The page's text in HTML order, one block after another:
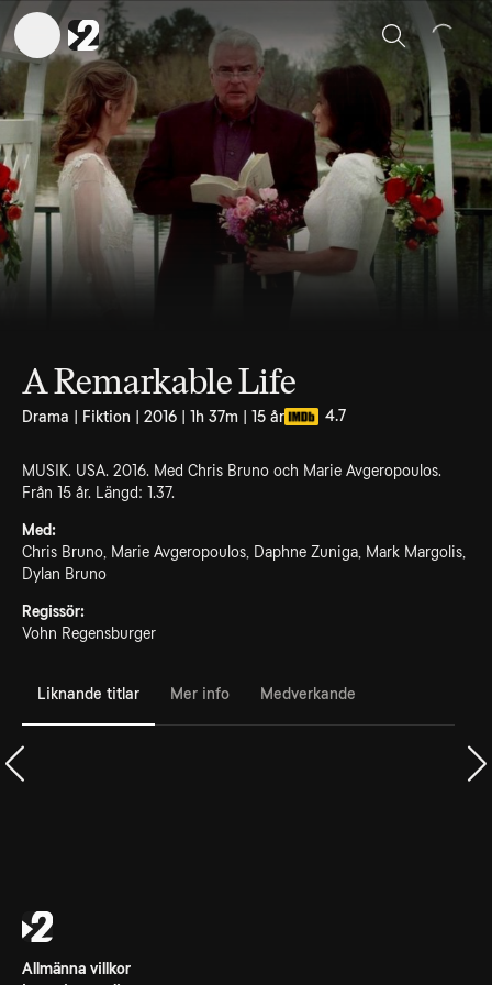
Sök
A Remarkable Life
Drama | Fiktion | 2016 | 1h 37m | 15 år 4.7
MUSIK. USA. 2016. Med Chris Bruno och Marie Avgeropoulos.
Från 15 år. Längd: 1.37.
Med:
Chris Bruno, Marie Avgeropoulos, Daphne Zuniga, Mark Margolis,
Dylan Bruno
Regissör:
Vohn Regensburger
Liknande titlar Mer info Medverkande
Allmänna villkor